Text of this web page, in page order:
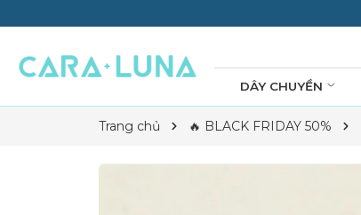
DÂY CHUYỀN
Trang chủ 🔥 BLACK FRIDAY 50%